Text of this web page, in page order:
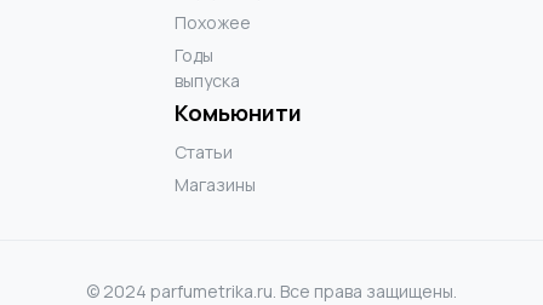
Похожее
Годы
выпуска
Комьюнити
Статьи
Магазины
© 2024 parfumetrika.ru. Все права защищены.